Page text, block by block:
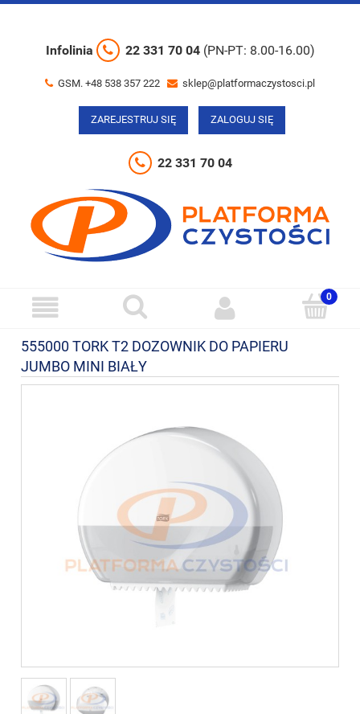
Infolinia 22 331 70 04 (PN-PT: 8.00-16.00)
GSM. +48 538 357 222 sklep@platformaczystosci.pl
ZAREJESTRUJ SIĘ ZALOGUJ SIĘ
22 331 70 04
555000 TORK T2 DOZOWNIK DO PAPIERU
JUMBO MINI BIAŁY